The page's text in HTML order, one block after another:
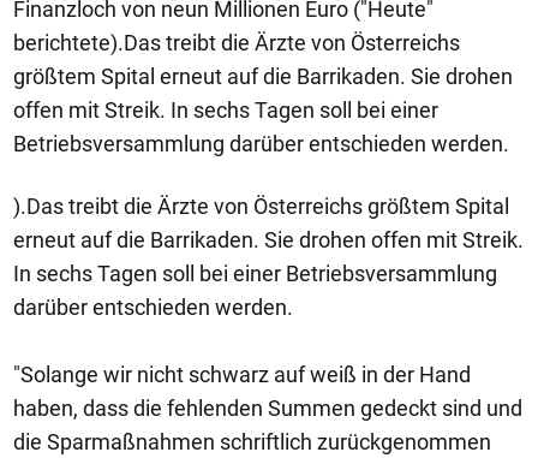
Finanzloch von neun Millionen Euro ("Heute"
berichtete).Das treibt die Ärzte von Österreichs
größtem Spital erneut auf die Barrikaden. Sie drohen
offen mit Streik. In sechs Tagen soll bei einer
Betriebsversammlung darüber entschieden werden.
).Das treibt die Ärzte von Österreichs größtem Spital
erneut auf die Barrikaden. Sie drohen offen mit Streik.
In sechs Tagen soll bei einer Betriebsversammlung
darüber entschieden werden.
"Solange wir nicht schwarz auf weiß in der Hand
haben, dass die fehlenden Summen gedeckt sind und
die Sparmaßnahmen schriftlich zurückgenommen